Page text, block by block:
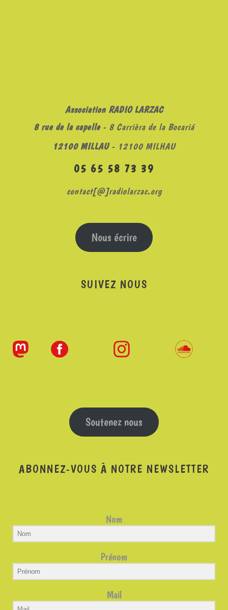
Association RADIO LARZAC
8 rue de la capelle- 8 Carrièra de la Bocariá
12100 MILLAU- 12100 MILHAU
05 65 58 73 39
contact[@]radiolarzac.org
Nous écrire
SUIVEZ NOUS
Soutenez nous
ABONNEZ-VOUS À NOTRE NEWSLETTER
Nom
Prénom
Mail